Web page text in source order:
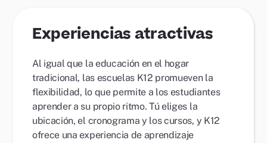
Experiencias atractivas
Al igual que la educación en el hogar
tradicional, las escuelas K12 promueven la
flexibilidad, lo que permite a los estudiantes
aprender a su propio ritmo. Tú eliges la
ubicación, el cronograma y los cursos, y K12
ofrece una experiencia de aprendizaje